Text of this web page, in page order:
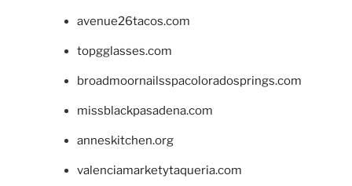
avenue26tacos.com
topgglasses.com
broadmoornailsspacoloradosprings.com
missblackpasadena.com
anneskitchen.org
valenciamarketytaqueria.com